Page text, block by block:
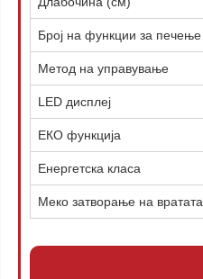
Број на функции за печење
Метод на управување
LED дисплеј
ЕКО функција
Енергетска класа
Меко затворање на вратата